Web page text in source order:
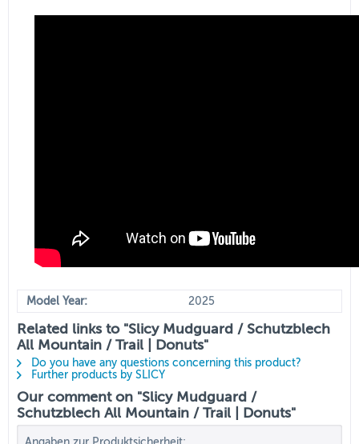
Model Year: 2025
Related links to "Slicy Mudguard / Schutzblech
All Mountain / Trail | Donuts"
Do you have any questions concerning this product?
Further products by SLICY
Our comment on "Slicy Mudguard /
Schutzblech All Mountain / Trail | Donuts"